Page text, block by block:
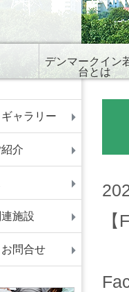
デンマークイン
台とは
ャラリー
介
施設
問合せ